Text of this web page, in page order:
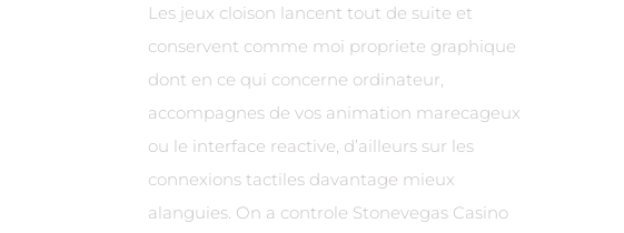
Les jeux cloison lancent tout de suite et
conservent comme moi propriete graphique
dont en ce qui concerne ordinateur,
accompagnes de vos animation marecageux
ou le interface reactive, d’ailleurs sur les
connexions tactiles davantage mieux
alanguies. On a controle Stonevegas Casino